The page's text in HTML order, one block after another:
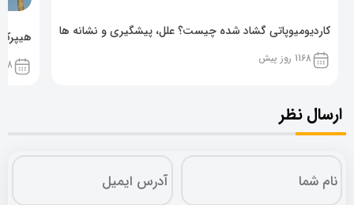
کاردیومیوپاتی گشاد شده چیست؟ علل، پیشگیری و نشانه ها
1168 روز پیش 1168
ارسال نظر